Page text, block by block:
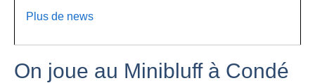
Plus de news
On joue au Minibluff à Condé